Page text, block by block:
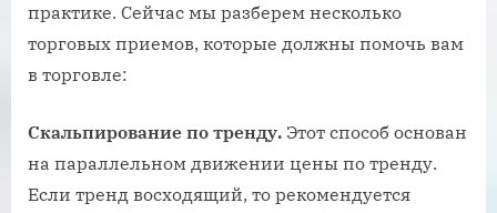
практике. Сейчас мы разберем несколько
торговых приемов, которые должны помочь вам
в торговле:
Скальпирование по тренду. Этот способ основан
на параллельном движении цены по тренду.
Если тренд восходящий, то рекомендуется